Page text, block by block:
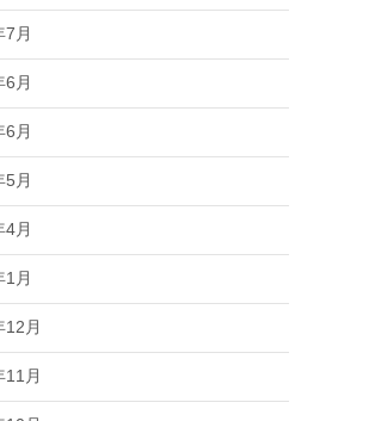
7月
6月
6月
5月
4月
1月
12月
11月